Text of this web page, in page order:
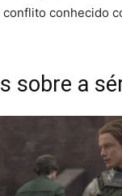
conflito conhecido
sobre a